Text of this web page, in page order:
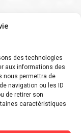
des technologies
aux informations des
nous permettra de
navigation ou les ID
de retirer son
caractéristiques
et des
!